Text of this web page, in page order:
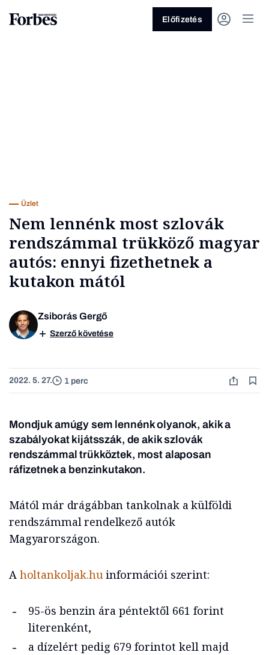
Előfizetés
Üzlet
Nem lennénk most szlovák
rendszámmal trükköző magyar
autós: ennyi fizethetnek a
kutakon mától
Zsiborás Gergő
Szerző követése
2022. 5. 27. 1 perc
Mondjuk amúgy sem lennénk olyanok, akik a
szabályokat kijátsszák, de akik szlovák
rendszámmal trükköztek, most alaposan
ráfizetnek a benzinkutakon.
Mától már drágábban tankolnak a külföldi
rendszámmal rendelkező autók
Magyarországon.
A holtankoljak.huinformációi szerint:
95-ös benzin ára péntektől 661 forint
literenként,
a dízelért pedig 679 forintot kell majd